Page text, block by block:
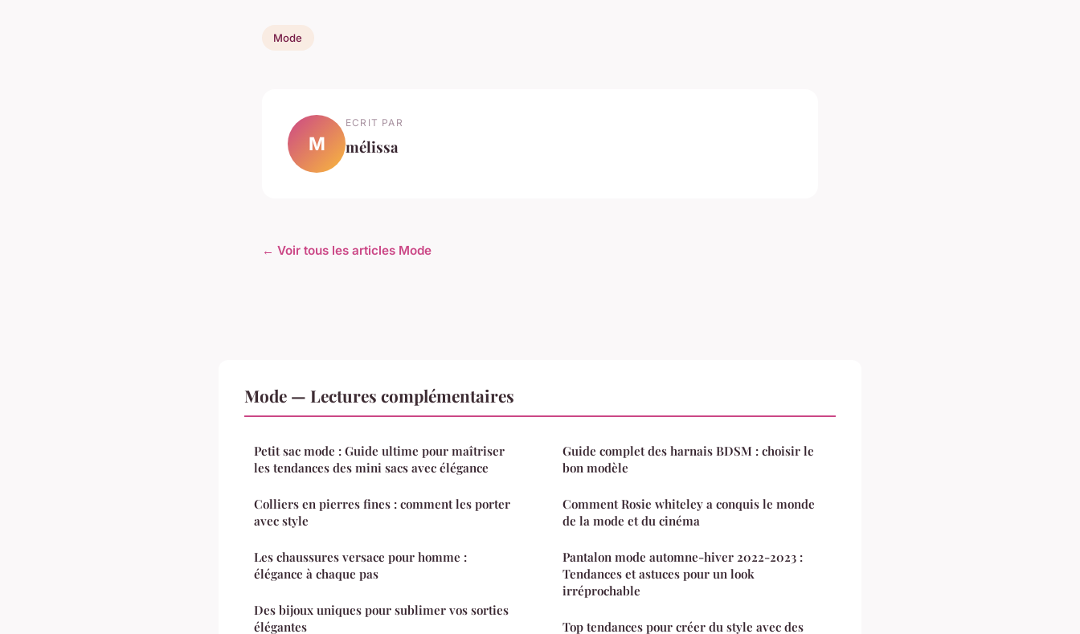
Mode
M
ECRIT PAR
mélissa
← Voir tous les articles Mode
Mode — Lectures complémentaires
Petit sac mode : Guide ultime pour maîtriser
les tendances des mini sacs avec élégance
Colliers en pierres fines : comment les porter
avec style
Les chaussures versace pour homme :
élégance à chaque pas
Des bijoux uniques pour sublimer vos sorties
élégantes
Guide complet des harnais BDSM : choisir le
bon modèle
Comment Rosie whiteley a conquis le monde
de la mode et du cinéma
Pantalon mode automne-hiver 2022-2023 :
Tendances et astuces pour un look
irréprochable
Top tendances pour créer du style avec des